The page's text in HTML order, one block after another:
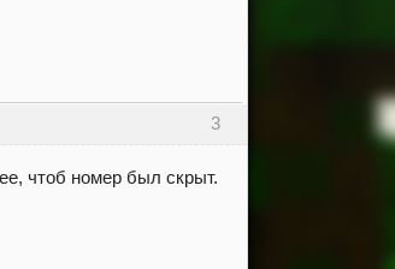
3
чтоб номер был скрыт.